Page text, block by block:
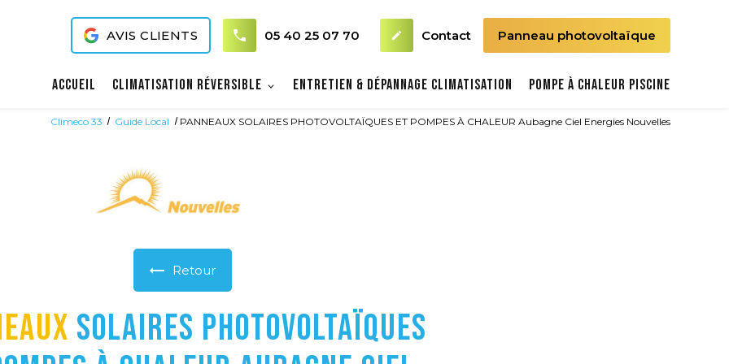
AVIS CLIENTS 05 40 25 07 70 create Contact Panneau photovoltaïque
Accueil Climatisation réversible Entretien & Dépannage climatisation Pompe à chaleur piscine
Climeco 33 Guide Local PANNEAUX SOLAIRES PHOTOVOLTAÏQUES ET POMPES À CHALEUR Aubagne Ciel Energies Nouvelles
Retour
SOLAIRES PHOTOVOLTAÏQUES